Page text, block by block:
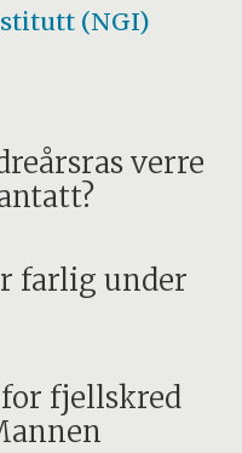
(NGI)
verre
farlig under
for fjellskred